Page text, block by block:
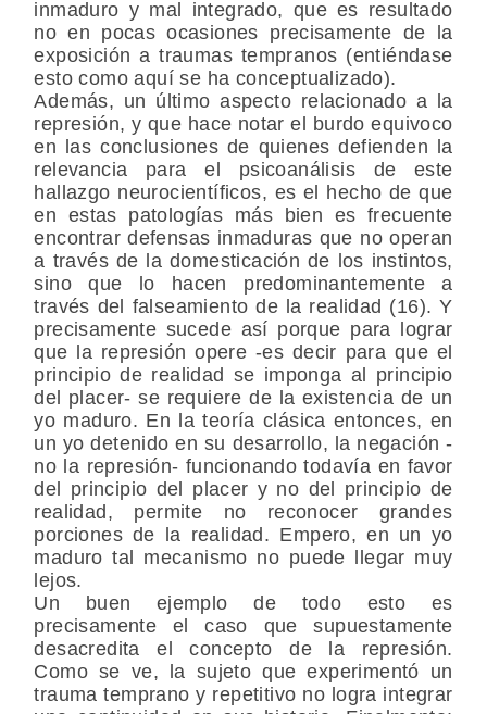
inmaduro y mal integrado, que es resultado
no en pocas ocasiones precisamente de la
exposición a traumas tempranos (entiéndase
esto como aquí se ha conceptualizado).
Además, un último aspecto relacionado a la
represión, y que hace notar el burdo equivoco
en las conclusiones de quienes defienden la
relevancia para el psicoanálisis de este
hallazgo neurocientíficos, es el hecho de que
en estas patologías más bien es frecuente
encontrar defensas inmaduras que no operan
a través de la domesticación de los instintos,
sino que lo hacen predominantemente a
través del falseamiento de la realidad (16). Y
precisamente sucede así porque para lograr
que la represión opere -es decir para que el
principio de realidad se imponga al principio
del placer- se requiere de la existencia de un
yo maduro. En la teoría clásica entonces, en
un yo detenido en su desarrollo, la negación -
no la represión- funcionando todavía en favor
del principio del placer y no del principio de
realidad, permite no reconocer grandes
porciones de la realidad. Empero, en un yo
maduro tal mecanismo no puede llegar muy
lejos.
Un buen ejemplo de todo esto es
precisamente el caso que supuestamente
desacredita el concepto de la represión.
Como se ve, la sujeto que experimentó un
trauma temprano y repetitivo no logra integrar